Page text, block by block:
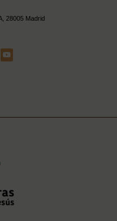
28005 Madrid